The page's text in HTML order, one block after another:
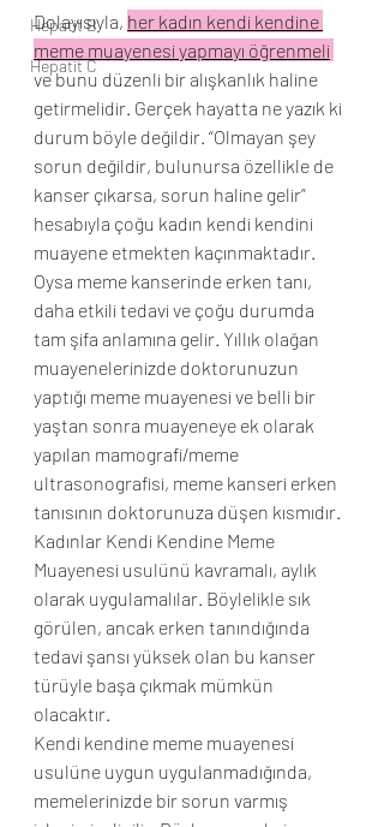
Hepatit B
Hepatit C
Dolayısıyla, her kadın kendi kendine
meme muayenesi yapmayı öğrenmeli
ve bunu düzenli bir alışkanlık haline
getirmelidir. Gerçek hayatta ne yazık ki
durum böyle değildir. “Olmayan şey
sorun değildir, bulunursa özellikle de
kanser çıkarsa, sorun haline gelir”
hesabıyla çoğu kadın kendi kendini
muayene etmekten kaçınmaktadır.
Oysa meme kanserinde erken tanı,
daha etkili tedavi ve çoğu durumda
tam şifa anlamına gelir. Yıllık olağan
muayenelerinizde doktorunuzun
yaptığı meme muayenesi ve belli bir
yaştan sonra muayeneye ek olarak
yapılan mamografi/meme
ultrasonografisi, meme kanseri erken
tanısının doktorunuza düşen kısmıdır.
Kadınlar Kendi Kendine Meme
Muayenesi usulünü kavramalı, aylık
olarak uygulamalılar. Böylelikle sık
görülen, ancak erken tanındığında
tedavi şansı yüksek olan bu kanser
türüyle başa çıkmak mümkün
olacaktır.
Kendi kendine meme muayenesi
usulüne uygun uygulanmadığında,
memelerinizde bir sorun varmış